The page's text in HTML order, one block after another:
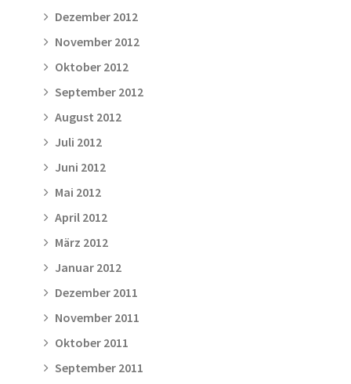
Dezember 2012
November 2012
Oktober 2012
September 2012
August 2012
Juli 2012
Juni 2012
Mai 2012
April 2012
März 2012
Januar 2012
Dezember 2011
November 2011
Oktober 2011
September 2011